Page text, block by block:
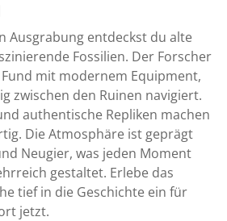
Ausgrabung entdeckst du alte
Fossilien. Der Forscher
mit modernem Equipment,
zwischen den Ruinen navigiert.
authentische Repliken machen
Die Atmosphäre ist geprägt
Neugier, was jeden Moment
gestaltet. Erlebe das
tief in die Geschichte ein für
jetzt.